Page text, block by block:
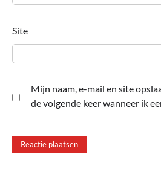
Site
Mijn naam, e-mail en site
de volgende keer wanneer ik